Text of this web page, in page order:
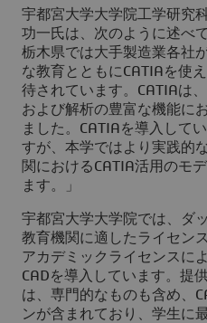
宇都宮大学大学院工学研究
功一氏は、次のように述べ
栃木県では大手製造業各社
な教育とともにCATIAを使
待されています。CATIAは
および解析の豊富な機能に
ました。CATIAを導入して
すが、本学ではより実践的
関におけるCATIA活用のモ
ます。」
宇都宮大学大学院では、ダ
教育機関に適したライセン
アカデミックライセンスに
CADを導入しています。提
は、専門的なものも含め、
ンが含まれており、学生に